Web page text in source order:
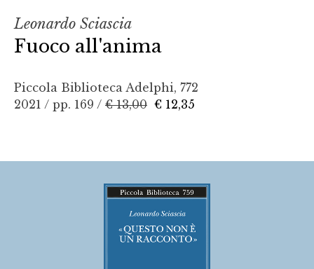
Leonardo Sciascia
Fuoco all'anima
Piccola Biblioteca Adelphi, 772
2021 / pp. 169 / € 13,00 € 12,35